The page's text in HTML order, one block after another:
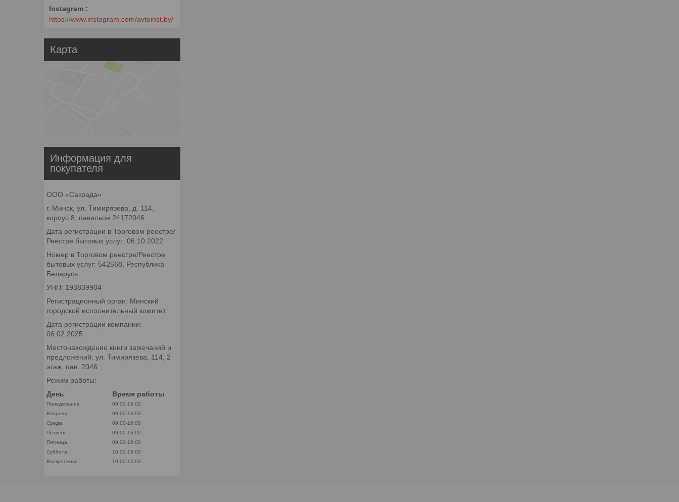
Instagram
https://www.instagram.com/avtoinst.by/
Карта
Информация для
покупателя
ООО «Сакрада»
г. Минск, ул. Тимирязева, д. 114,
корпус 8, павильон 24172046
Дата регистрации в Торговом реестре/
Реестре бытовых услуг: 06.10.2022
Номер в Торговом реестре/Реестре
бытовых услуг: 542568, Республика
Беларусь
УНП: 193839904
Регистрационный орган: Минский
городской исполнительный комитет
Дата регистрации компании:
06.02.2025
Местонахождение книги замечаний и
предложений: ул. Тимирязева, 114, 2
этаж, пав. 2046
Режим работы:
День
Время работы
Понедельник
09:00-15:00
Вторник
09:00-16:00
Среда
09:00-16:00
Четверг
09:00-16:00
Пятница
09:00-16:00
Суббота
10:00-15:00
Воскресенье
10:00-15:00